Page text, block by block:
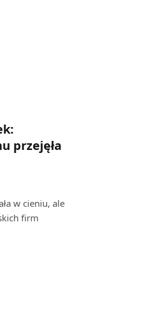
przejęła
w cieniu, ale
firm